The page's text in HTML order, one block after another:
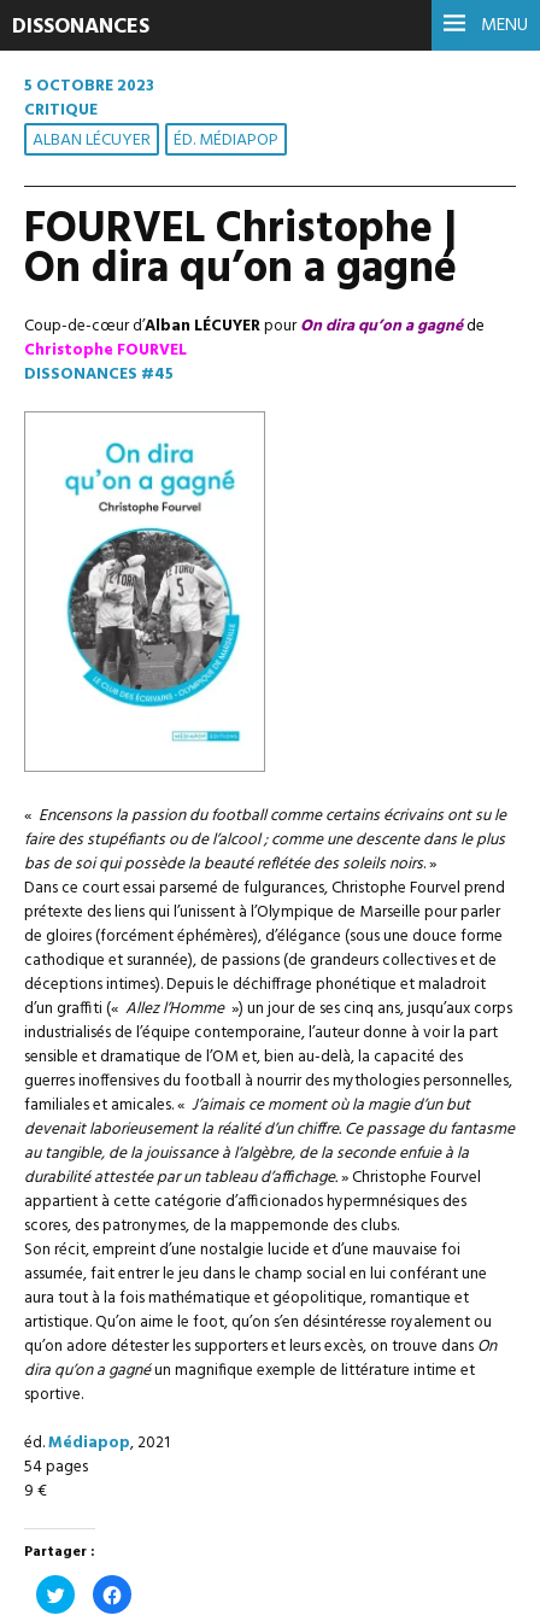
MENU
DISSONANCES
5 OCTOBRE 2023
CRITIQUE
ALBAN LÉCUYER ÉD. MÉDIAPOP
FOURVEL Christophe |
On dira qu’on a gagné
Coup-de-cœur d’Alban LÉCUYERpourOn dira qu’on a gagnéde
Christophe FOURVEL
DISSONANCES #45
« Encensons la passion du football comme certains écrivains ont su le
faire des stupéfiants ou de l’alcool ; comme une descente dans le plus
bas de soi qui possède la beauté reflétée des soleils noirs. »
Dans ce court essai parsemé de fulgurances, Christophe Fourvel prend
prétexte des liens qui l’unissent à l’Olympique de Marseille pour parler
de gloires (forcément éphémères), d’élégance (sous une douce forme
cathodique et surannée), de passions (de grandeurs collectives et de
déceptions intimes). Depuis le déchiffrage phonétique et maladroit
d’un graffiti (« Allez l’Homme ») un jour de ses cinq ans, jusqu’aux corps
industrialisés de l’équipe contemporaine, l’auteur donne à voir la part
sensible et dramatique de l’OM et, bien au-delà, la capacité des
guerres inoffensives du football à nourrir des mythologies personnelles,
familiales et amicales. « J’aimais ce moment où la magie d’un but
devenait laborieusement la réalité d’un chiffre. Ce passage du fantasme
au tangible, de la jouissance à l’algèbre, de la seconde enfuie à la
durabilité attestée par un tableau d’affichage.» Christophe Fourvel
appartient à cette catégorie d’afficionados hypermnésiques des
scores, des patronymes, de la mappemonde des clubs.
Son récit, empreint d’une nostalgie lucide et d’une mauvaise foi
assumée, fait entrer le jeu dans le champ social en lui conférant une
aura tout à la fois mathématique et géopolitique, romantique et
artistique. Qu’on aime le foot, qu’on s’en désintéresse royalement ou
qu’on adore détester les supporters et leurs excès, on trouve dansOn
dira qu’on a gagnéun magnifique exemple de littérature intime et
sportive.
éd.Médiapop, 2021
54 pages
9 €
Partager :
Cliquez
pour
Cliquez
pour